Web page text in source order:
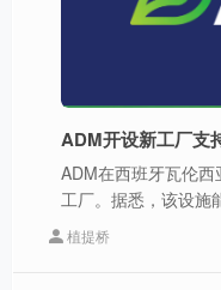
ADM开设新工厂支
ADM在西班牙瓦伦
工厂。据悉，该设施
上。
植提桥